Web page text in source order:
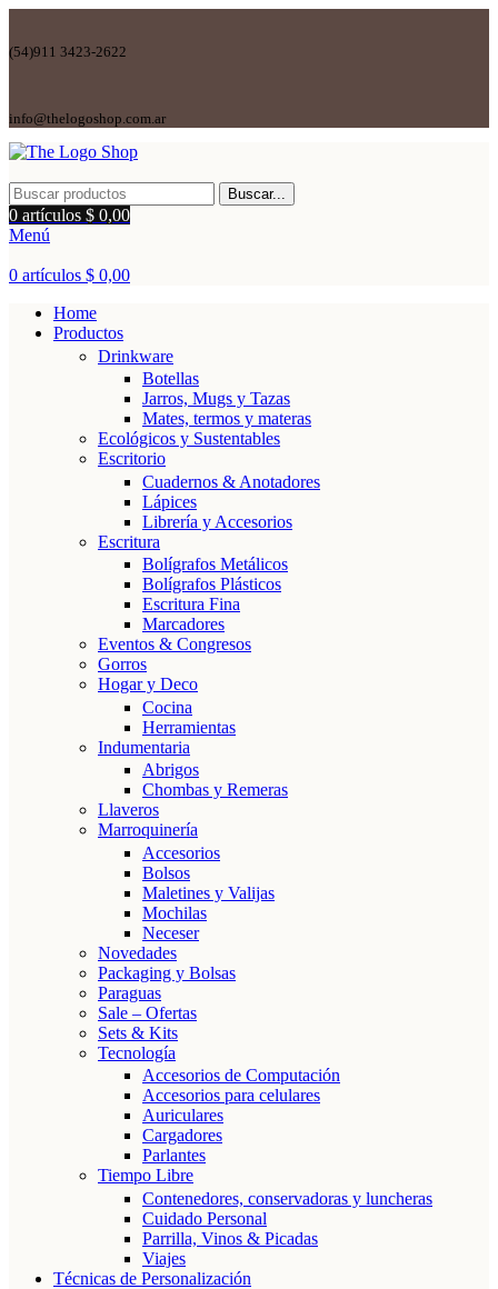
(54)911 3423-2622
info@thelogoshop.com.ar
Buscar...
0 artículos $ 0,00
Menú
0 artículos $ 0,00
Home
Productos
Drinkware
Botellas
Jarros, Mugs y Tazas
Mates, termos y materas
Ecológicos y Sustentables
Escritorio
Cuadernos & Anotadores
Lápices
Librería y Accesorios
Escritura
Bolígrafos Metálicos
Bolígrafos Plásticos
Escritura Fina
Marcadores
Eventos & Congresos
Gorros
Hogar y Deco
Cocina
Herramientas
Indumentaria
Abrigos
Chombas y Remeras
Llaveros
Marroquinería
Accesorios
Bolsos
Maletines y Valijas
Mochilas
Neceser
Novedades
Packaging y Bolsas
Paraguas
Sale – Ofertas
Sets & Kits
Tecnología
Accesorios de Computación
Accesorios para celulares
Auriculares
Cargadores
Parlantes
Tiempo Libre
Contenedores, conservadoras y luncheras
Cuidado Personal
Parrilla, Vinos & Picadas
Viajes
Técnicas de Personalización